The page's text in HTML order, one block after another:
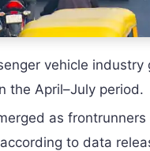
vehicle
the April–July period.
as
to data